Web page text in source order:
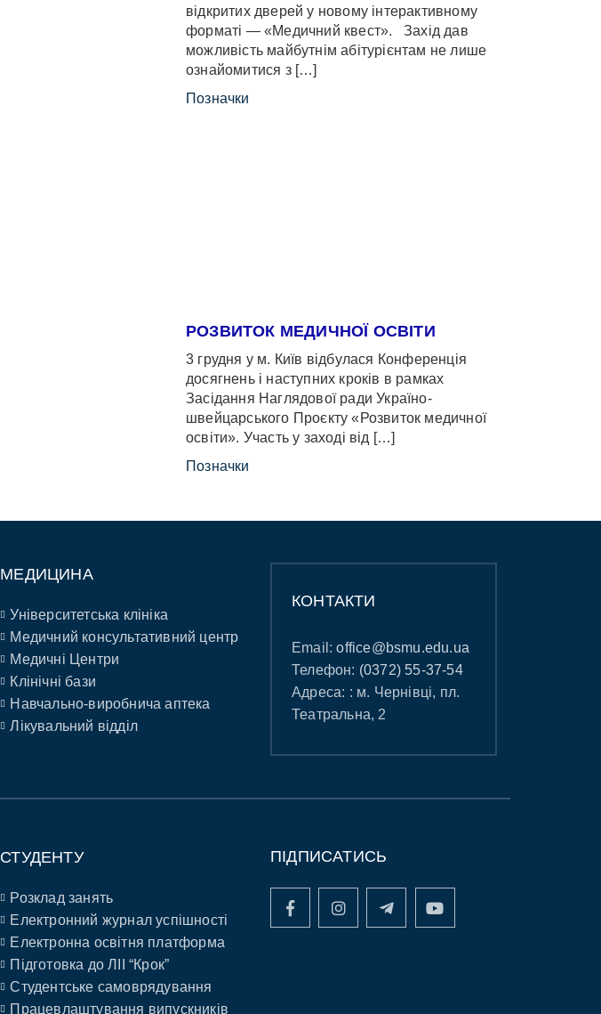
відкритих дверей у новому інтерактивному
форматі — «Медичний квест». Захід дав
можливість майбутнім абітурієнтам не лише
ознайомитися з […]
Позначки
РОЗВИТОК МЕДИЧНОЇ ОСВІТИ
3 грудня у м. Київ відбулася Конференція
досягнень і наступних кроків в рамках
Засідання Наглядової ради Україно-
швейцарського Проєкту «Розвиток медичної
освіти». Участь у заході від […]
Позначки
МЕДИЦИНА
Університетська клініка
Медичний консультативний центр
Медичні Центри
Клінічні бази
Навчально-виробнича аптека
Лікувальний відділ
КОНТАКТИ
Email:office@bsmu.edu.ua
Телефон: (0372) 55-37-54
Адреса: : м. Чернівці, пл.
Театральна, 2
СТУДЕНТУ
Розклад занять
Електронний журнал успішності
Електронна освітня платформа
Підготовка до ЛІІ “Крок”
Студентське самоврядування
Працевлаштування випускників
ПІДПИСАТИСЬ